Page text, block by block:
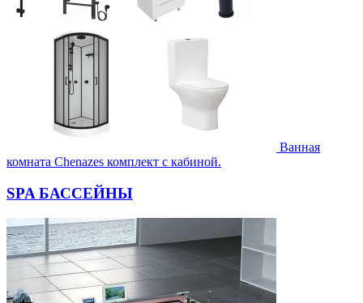
Ванная
комната Chenazes комплект с кабиной.
SPA БАССЕЙНЫ